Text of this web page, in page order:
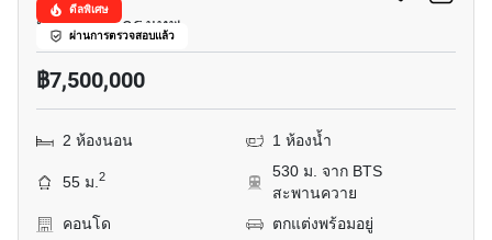
ดีลพิเศษ
ผ่านการตรวจสอบแล้ว
ประดิพัทธ์, กรุงเทพ
฿7,500,000
2 ห้องนอน 1 ห้องน้ำ
55 ม.2
530 ม. จาก BTS
สะพานควาย
คอนโด
ตกแต่งพร้อมอยู่